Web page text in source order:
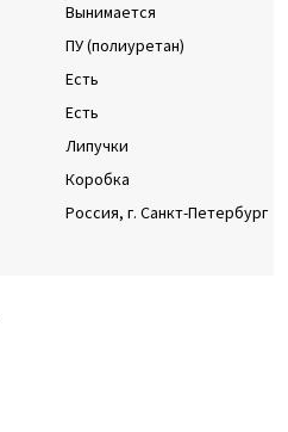
Вынимается
ПУ (полиуретан)
Есть
Есть
Липучки
Коробка
Россия, г. Санкт-Петербург